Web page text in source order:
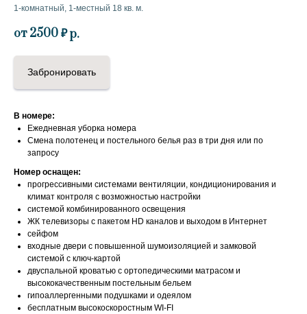
1-комнатный, 1-местный 18 кв. м.
от 2500 ₽р.
Забронировать
В номере:
Ежедневная уборка номера
Смена полотенец и постельного белья раз в три дня или по
запросу
Номер оснащен:
прогрессивными системами вентиляции, кондиционирования и
климат контроля с возможностью настройки
системой комбинированного освещения
ЖК телевизоры с пакетом HD каналов и выходом в Интернет
сейфом
входные двери с повышенной шумоизоляцией и замковой
системой с ключ-картой
двуспальной кроватью с ортопедическими матрасом и
высококачественным постельным бельем
гипоаллергенными подушками и одеялом
бесплатным высокоскоростным WI-FI